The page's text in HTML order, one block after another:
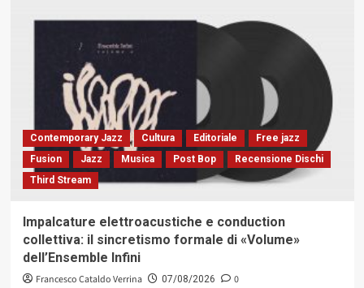
Contemporary Jazz Cultura Editoriale
Free jazz
Fusion
Jazz Musica Post Bop
Recensione Dischi
Third Stream
Impalcature elettroacustiche e conduction
collettiva: il sincretismo formale di «Volume»
dell’Ensemble Infini
Francesco Cataldo Verrina 07/08/2026 0